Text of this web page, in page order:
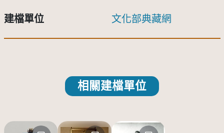
建檔單位 文化部典藏網
相關建檔單位